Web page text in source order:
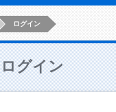
HOMEログイン
ログイン